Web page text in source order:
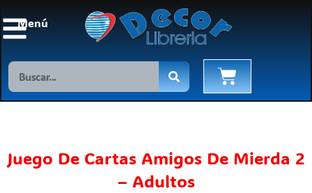
al
Menú
Search Cart
Juego De Cartas Amigos De Mierda 2
– Adultos